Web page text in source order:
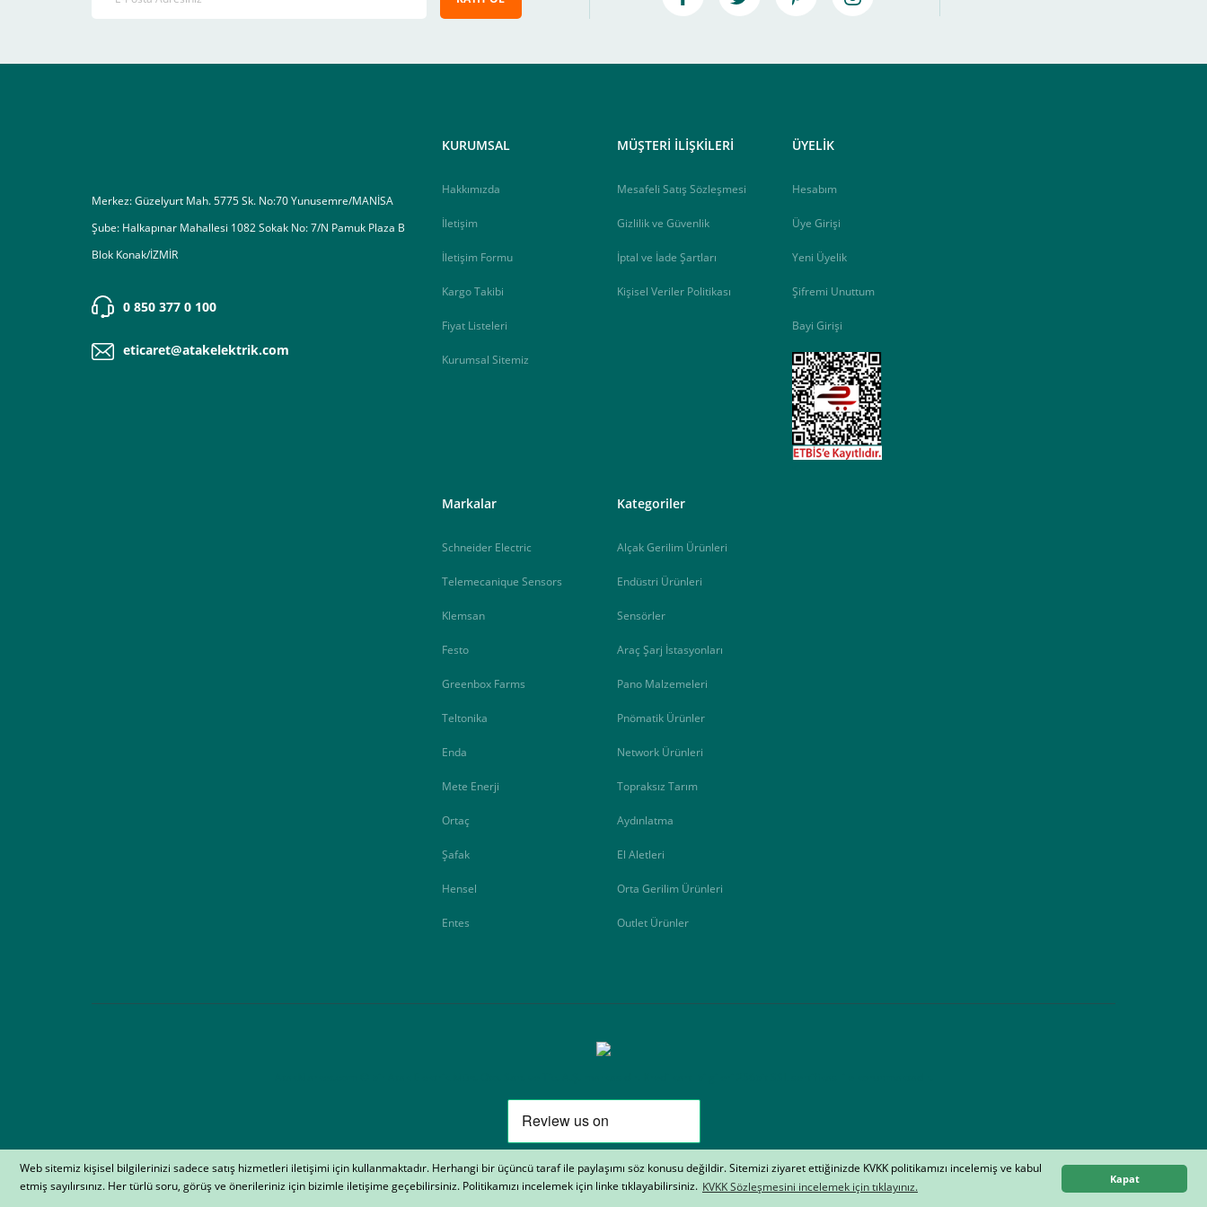
Web sitemiz kişisel bilgilerinizi sadece satış hizmetleri iletişimi için kullanmaktadır. Herhangi bir üçüncü taraf ile paylaşımı söz konusu değildir. Sitemizi ziyaret ettiğinizde KVKK politikamızı incelemiş ve kabul
etmiş sayılırsınız. Her türlü soru, görüş ve önerileriniz için bizimle iletişime geçebilirsiniz. Politikamızı incelemek için linke tıklayabilirsiniz. KVKK Sözleşmesini incelemek için tıklayınız.
Kapat
Whatsapp Sipariş Hattı
Merkez: Güzelyurt Mah. 5775 Sk. No:70 Yunusemre/MANİSA
Şube: Halkapınar Mahallesi 1082 Sokak No: 7/N Pamuk Plaza B
Blok Konak/İZMİR
0 850 377 0 100
eticaret@atakelektrik.com
KURUMSAL
Hakkımızda
İletişim
İletişim Formu
Kargo Takibi
Fiyat Listeleri
Kurumsal Sitemiz
MÜŞTERİ İLİŞKİLERİ
Mesafeli Satış Sözleşmesi
Gizlilik ve Güvenlik
İptal ve İade Şartları
Kişisel Veriler Politikası
ÜYELİK
Hesabım
Üye Girişi
Yeni Üyelik
Şifremi Unuttum
Bayi Girişi
Markalar
Schneider Electric
Telemecanique Sensors
Klemsan
Festo
Greenbox Farms
Teltonika
Enda
Mete Enerji
Ortaç
Şafak
Hensel
Entes
Kategoriler
Alçak Gerilim Ürünleri
Endüstri Ürünleri
Sensörler
Araç Şarj İstasyonları
Pano Malzemeleri
Pnömatik Ürünler
Network Ürünleri
Topraksız Tarım
Aydınlatma
El Aletleri
Orta Gerilim Ürünleri
Outlet Ürünler
ideasoft
ile